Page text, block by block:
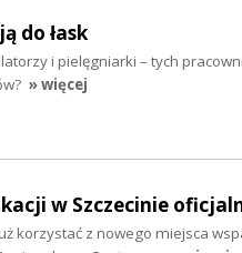
do łask
i pielęgniarki – tych
» więcej
w Szczecinie
korzystać z nowego miejsca